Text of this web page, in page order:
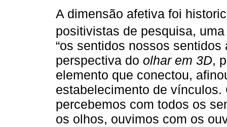
A dimensão afetiva foi
positivistas de pesquisa,
“os sentidos nossos
perspectiva do olhar em 3D,
elemento que conectou,
estabelecimento de
percebemos com todos os
os olhos, ouvimos com os